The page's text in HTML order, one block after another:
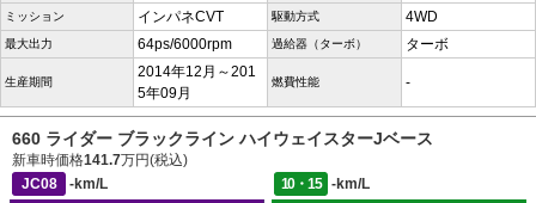
ミッション インパネCVT 駆動方式 4WD
最大出力 64ps/6000rpm 過給器（ターボ） ターボ
生産期間
2014年12月～201
5年09月
燃費性能 -
660 ライダー ブラックライン ハイウェイスターJベース
新車時価格141.7万円(税込)
JC08
-km/L 10・15
-km/L